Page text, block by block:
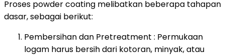
Proses powder coating melibatkan beberapa tahapan
dasar, sebagai berikut:
Pembersihan dan Pretreatment : Permukaan
logam harus bersih dari kotoran, minyak, atau